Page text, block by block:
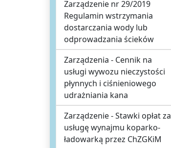
Zarządzenie nr 29/2019
Regulamin wstrzymania
dostarczania wody lub
odprowadzania ścieków
Zarządzenia - Cennik na
usługi wywozu nieczystości
płynnych i ciśnieniowego
udrażniania kana
Zarządzenie - Stawki opłat za
usługę wynajmu koparko-
ładowarką przez ChZGKiM